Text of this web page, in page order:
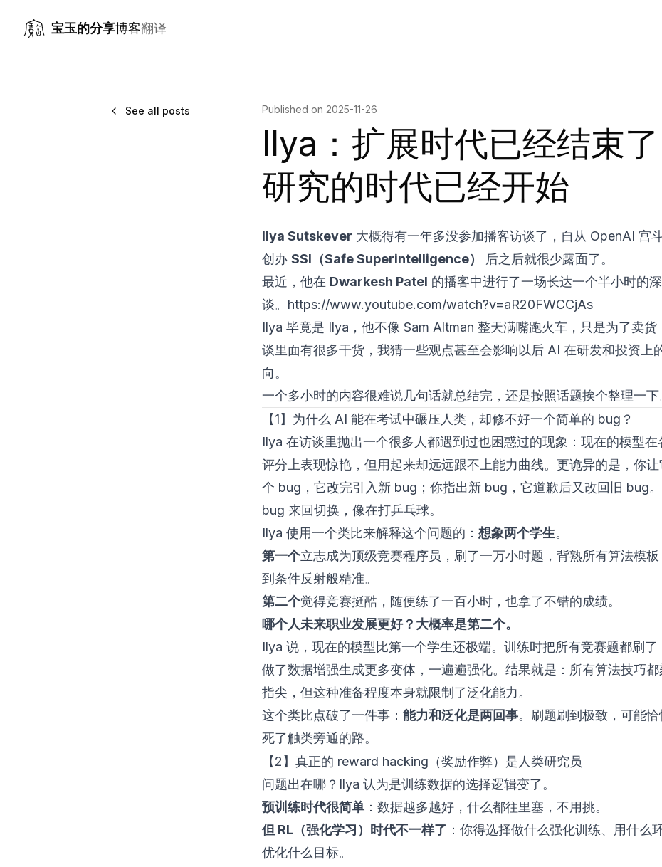
宝玉的分享博客翻译
See all posts Published on 2025-11-26
Ilya：扩展时代已经结束了
研究的时代已经开始
Ilya Sutskever 大概得有一年多没参加播客访谈了，自从 OpenAI 宫
创办 SSI（Safe Superintelligence）
后之后就很少露面了。
最近，他在 Dwarkesh Patel 的播客中进行了一场长达一个半小时的
谈。 https://www.youtube.com/watch?v=aR20FWCCjAs
Ilya 毕竟是 Ilya，他不像 Sam Altman 整天满嘴跑火车，只是为了卖货
谈里面有很多干货，我猜一些观点甚至会影响以后 AI 在研发和投资上
向。
一个多小时的内容很难说几句话就总结完，还是按照话题挨个整理一下
【1】为什么 AI 能在考试中碾压人类，却修不好一个简单的 bug？
Ilya 在访谈里抛出一个很多人都遇到过也困惑过的现象：现在的模型在
评分上表现惊艳，但用起来却远远跟不上能力曲线。更诡异的是，你让
个 bug，它改完引入新 bug；你指出新 bug，它道歉后又改回旧 bug
bug 来回切换，像在打乒乓球。
Ilya 使用一个类比来解释这个问题的： 想象两个学生。
第一个立志成为顶级竞赛程序员，刷了一万小时题，背熟所有算法模板
到条件反射般精准。
第二个觉得竞赛挺酷，随便练了一百小时，也拿了不错的成绩。
哪个人未来职业发展更好？大概率是第二个。
Ilya 说，现在的模型比第一个学生还极端。训练时把所有竞赛题都刷了
做了数据增强生成更多变体，一遍遍强化。结果就是：所有算法技巧都
指尖，但这种准备程度本身就限制了泛化能力。
这个类比点破了一件事： 能力和泛化是两回事。刷题刷到极致，可能
死了触类旁通的路。
【2】真正的 reward hacking（奖励作弊）是人类研究员
问题出在哪？Ilya 认为是训练数据的选择逻辑变了。
预训练时代很简单 ：数据越多越好，什么都往里塞，不用挑。
但 RL（强化学习）时代不一样了 ：你得选择做什么强化训练、用什么环
优化什么目标。